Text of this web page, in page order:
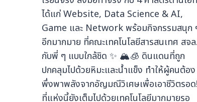
ได้แก่ Website, Data Science & AI,
Game และ Network พร้อมกิจกรรมสนุก
อีกมากมาย ที่คณะเทคโนโลยีสารสนเทศ สจล.
กับพี่ ๆ แบบใกล้ชิด ✨ 🏔🧊 ดินแดนที่ถูก
ปกคลุมไปด้วยหิมะและน้ำแข็ง ทำให้ผู้คนต้อง
พึ่งพาพลังจากอัญมณีวิเศษเพื่อเอาชีวิตรอด!
ที่แห่งนี้ยังเต็มไปด้วยเทคโนโลยีมากมายรอ